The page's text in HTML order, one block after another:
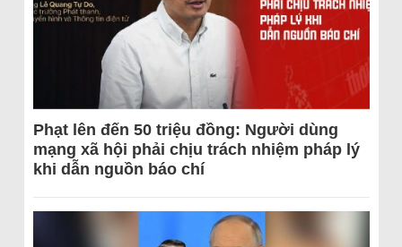
Phạt lên đến 50 triệu đồng: Người dùng
mạng xã hội phải chịu trách nhiệm pháp lý
khi dẫn nguồn báo chí